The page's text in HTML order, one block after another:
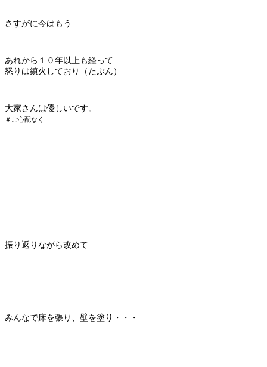
さすがに今はもう
あれから１０年以上も経って
怒りは鎮火しており（たぶん）
大家さんは優しいです。
＃ご心配なく
振り返りながら改めて
みんなで床を張り、壁を塗り・・・